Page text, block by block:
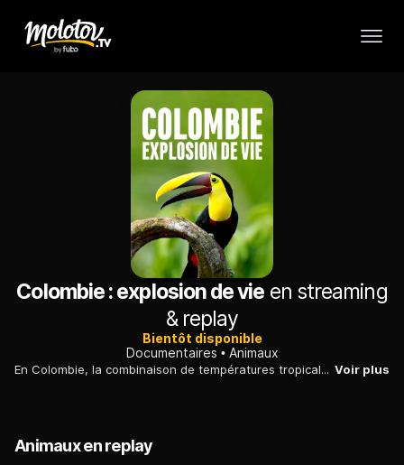
Colombie : explosion de vie en streaming
& replay
Bientôt disponible
Documentaires
Animaux
En Colombie, la combinaison de températures tropicales constantes et de pluies abondantes crée les conditions idéales pour une explosion de la biodiversité. Voir plus
Animaux en replay